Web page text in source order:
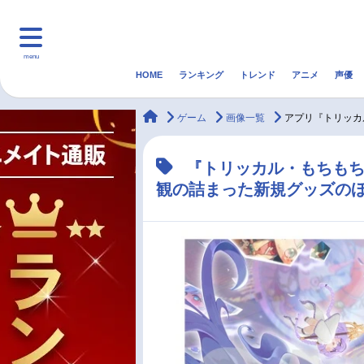
menu
マンガ・ラノベ ゲーム・アプリ 音楽
アニメ記事一覧
声優記事一覧
HOME ランキング トレンド アニメ 声優
animateTimes
ゲーム 画像一覧 アプリ『トリッ
『トリッカル・もち
観の詰まった新規グッズの